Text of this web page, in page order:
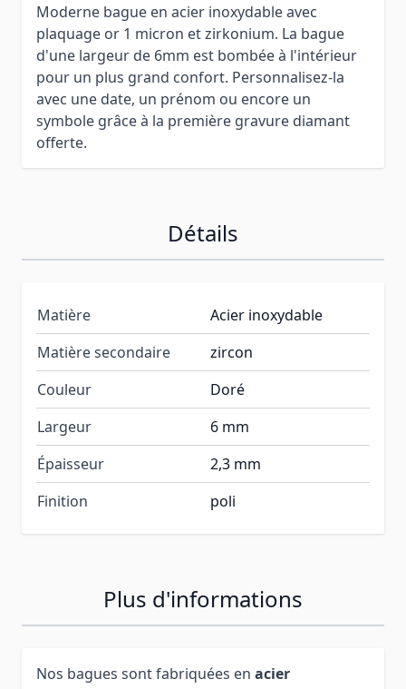
Moderne bague en acier inoxydable avec
plaquage or 1 micron et zirkonium. La bague
d'une largeur de 6mm est bombée à l'intérieur
pour un plus grand confort. Personnalisez-la
avec une date, un prénom ou encore un
symbole grâce à la première gravure diamant
offerte.
Détails
Matière
Acier inoxydable
Matière secondaire
zircon
Couleur
Doré
Largeur
6 mm
Épaisseur
2,3 mm
Finition
poli
Plus d'informations
Nos bagues sont fabriquées en acier